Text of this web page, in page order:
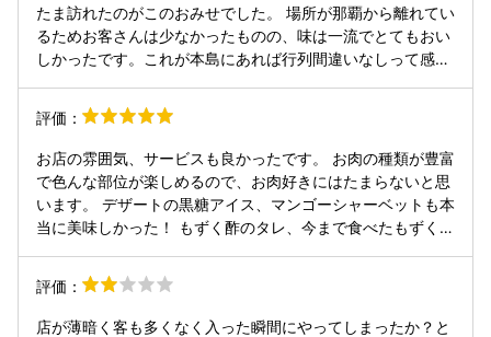
たま訪れたのがこのおみせでした。 場所が那覇から離れてい
るためお客さんは少なかったものの、味は一流でとてもおい
しかったです。これが本島にあれば行列間違いなしって感じ
ので、定番のお店にしたいです🫶
評価：
お店の雰囲気、サービスも良かったです。 お肉の種類が豊富
で色んな部位が楽しめるので、お肉好きにはたまらないと思
います。 デザートの黒糖アイス、マンゴーシャーベットも本
当に美味しかった！ もずく酢のタレ、今まで食べたもずく酢
評価：
店が薄暗く客も多くなく入った瞬間にやってしまったか？と